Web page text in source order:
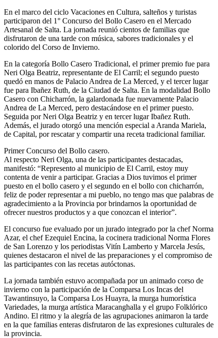
En el marco del ciclo Vacaciones en Cultura, salteños y turistas
participaron del 1° Concurso del Bollo Casero en el Mercado
Artesanal de Salta. La jornada reunió cientos de familias que
disfrutaron de una tarde con música, sabores tradicionales y el
colorido del Corso de Invierno.
En la categoría Bollo Casero Tradicional, el primer premio fue para
Neri Olga Beatriz, representante de El Carril; el segundo puesto
quedó en manos de Palacio Andrea de La Merced, y el tercer lugar
fue para Ibañez Ruth, de la Ciudad de Salta. En la modalidad Bollo
Casero con Chicharrón, la galardonada fue nuevamente Palacio
Andrea de La Merced, pero destacándose en el primer puesto.
Seguida por Neri Olga Beatriz y en tercer lugar Ibañez Ruth.
Además, el jurado otorgó una mención especial a Aranda Mariela,
de Capital, por rescatar y compartir una receta tradicional familiar.
Primer Concurso del Bollo casero.
Al respecto Neri Olga, una de las participantes destacadas,
manifestó: “Represento al municipio de El Carril, estoy muy
contenta de venir a participar. Gracias a Dios tuvimos el primer
puesto en el bollo casero y el segundo en el bollo con chicharrón,
feliz de poder representar a mi pueblo, no tengo mas que palabras de
agradecimiento a la Provincia por brindarnos la oportunidad de
ofrecer nuestros productos y a que conozcan el interior”.
El concurso fue evaluado por un jurado integrado por la chef Norma
Azar, el chef Ezequiel Encina, la cocinera tradicional Norma Flores
de San Lorenzo y los periodistas Vitín Lamberto y Marcela Jesús,
quienes destacaron el nivel de las preparaciones y el compromiso de
las participantes con las recetas autóctonas.
La jornada también estuvo acompañada por un animado corso de
invierno con la participación de la Comparsa Los Incas del
Tawantinsuyo, la Comparsa Los Huayra, la murga humorística
Variedades, la murga artística Maracanghalla y el grupo Folklórico
Andino. El ritmo y la alegría de las agrupaciones animaron la tarde
en la que familias enteras disfrutaron de las expresiones culturales de
la provincia.